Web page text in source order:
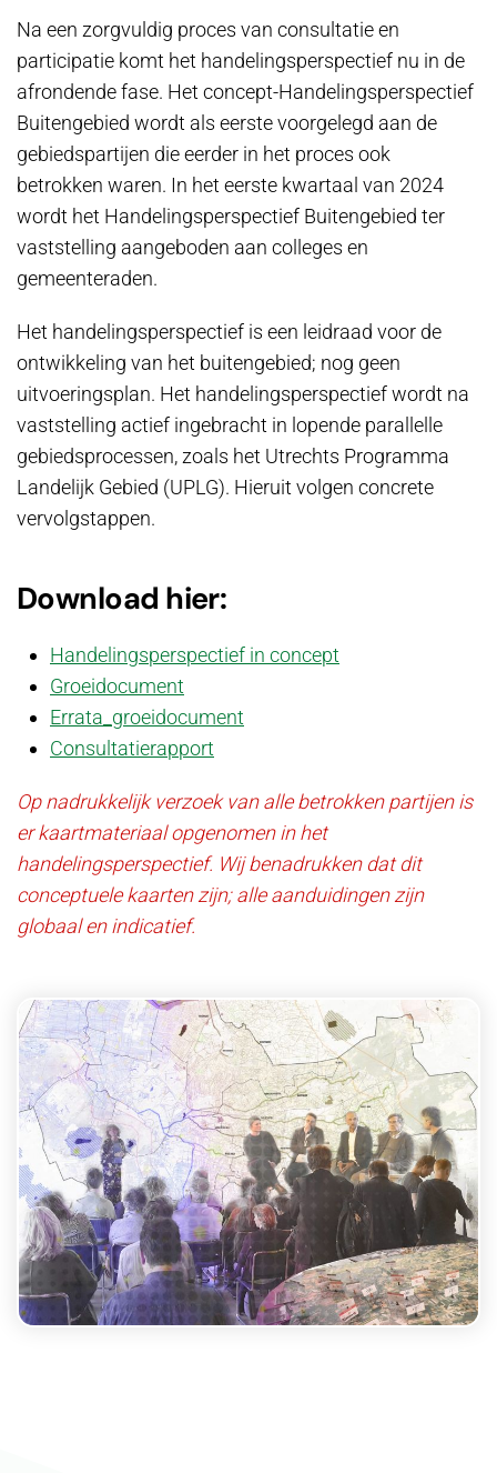
Na een zorgvuldig proces van consultatie en
participatie komt het handelingsperspectief nu in de
afrondende fase. Het concept-Handelingsperspectief
Buitengebied wordt als eerste voorgelegd aan de
gebiedspartijen die eerder in het proces ook
betrokken waren. In het eerste kwartaal van 2024
wordt het Handelingsperspectief Buitengebied ter
vaststelling aangeboden aan colleges en
gemeenteraden.
Het handelingsperspectief is een leidraad voor de
ontwikkeling van het buitengebied; nog geen
uitvoeringsplan. Het handelingsperspectief wordt na
vaststelling actief ingebracht in lopende parallelle
gebiedsprocessen, zoals het Utrechts Programma
Landelijk Gebied (UPLG). Hieruit volgen concrete
vervolgstappen.
Download hier:
Handelingsperspectief in concept
Groeidocument
Errata_groeidocument
Consultatierapport
Op nadrukkelijk verzoek van alle betrokken partijen is
er kaartmateriaal opgenomen in het
handelingsperspectief. Wij benadrukken dat dit
conceptuele kaarten zijn; alle aanduidingen zijn
globaal en indicatief.